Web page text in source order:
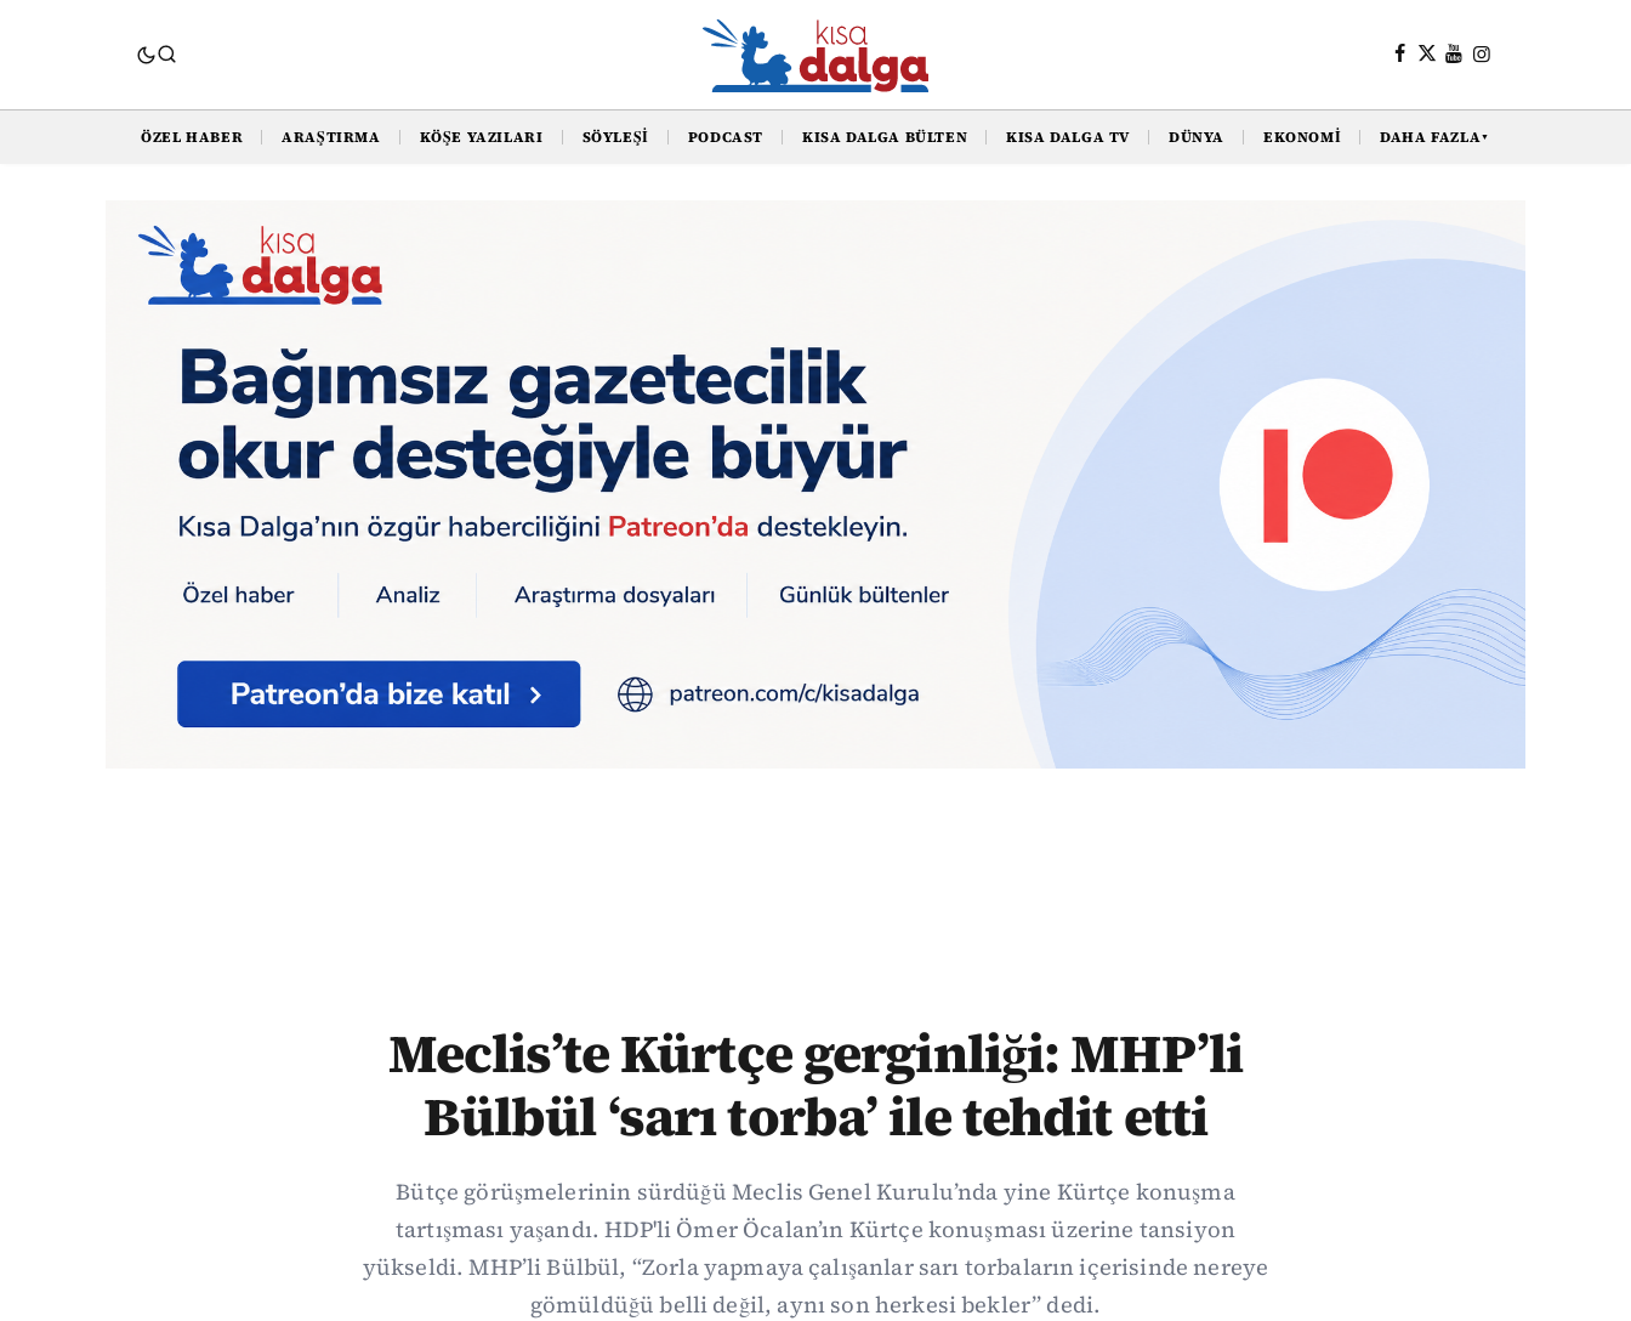
ÖZEL HABER ARAŞTIRMA KÖŞE YAZILARI SÖYLEŞI PODCAST KISA DALGA BÜLTEN KISA DALGA TV DÜNYA EKONOMI DAHA FAZLA▼
Meclis’te Kürtçe gerginliği: MHP’li
Bülbül ‘sarı torba’ ile tehdit etti
Bütçe görüşmelerinin sürdüğü Meclis Genel Kurulu’nda yine Kürtçe konuşma
tartışması yaşandı. HDP'li Ömer Öcalan’ın Kürtçe konuşması üzerine tansiyon
yükseldi. MHP’li Bülbül, “Zorla yapmaya çalışanlar sarı torbaların içerisinde nereye
gömüldüğü belli değil, aynı son herkesi bekler” dedi.